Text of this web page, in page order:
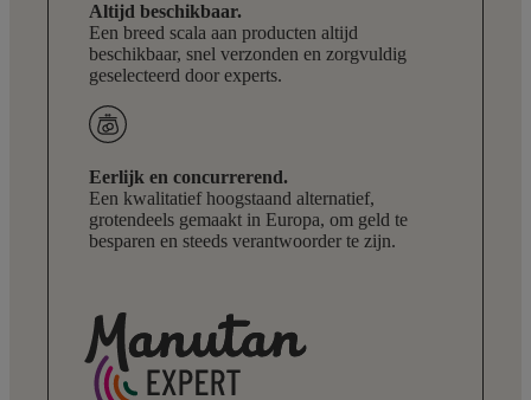
Altijd beschikbaar.
Een breed scala aan producten altijd
beschikbaar, snel verzonden en zorgvuldig
geselecteerd door experts.
Eerlijk en concurrerend.
Een kwalitatief hoogstaand alternatief,
grotendeels gemaakt in Europa, om geld te
besparen en steeds verantwoorder te zijn.